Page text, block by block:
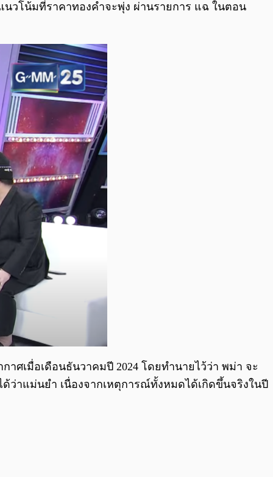
นวโน้มที่ราคาทองคำจะพุ่ง ผ่านรายการ แฉ ในตอน
ศเมื่อเดือนธันวาคมปี 2024 โดยทำนายไว้ว่า พม่า จะ
ว่าแม่นยำ เนื่องจากเหตุการณ์ทั้งหมดได้เกิดขึ้นจริงในปี